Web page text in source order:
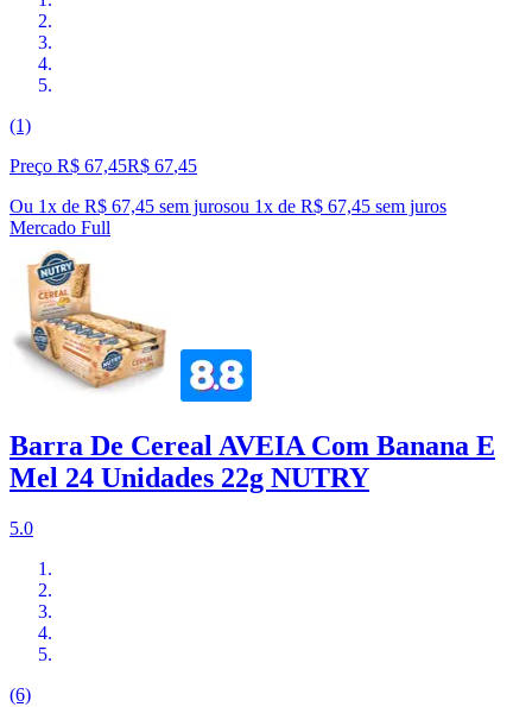
(1)
Preço R$ 67,45R$ 67,45
Ou 1x de R$ 67,45 sem jurosou 1x de R$ 67,45 sem juros
Mercado Full
Barra De Cereal AVEIA Com Banana E
Mel 24 Unidades 22g NUTRY
5.0
(6)